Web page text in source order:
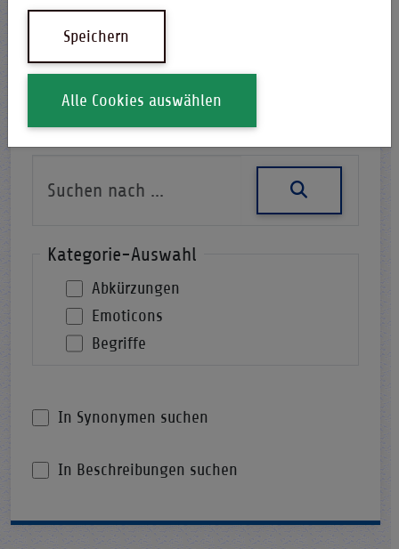
i-Qpedia
Nach einer Abkürzung suchen
Kategorie-Auswahl
Abkürzungen
Emoticons
Begriffe
In Synonymen suchen
In Beschreibungen suchen
Speichern
Alle Cookies auswählen